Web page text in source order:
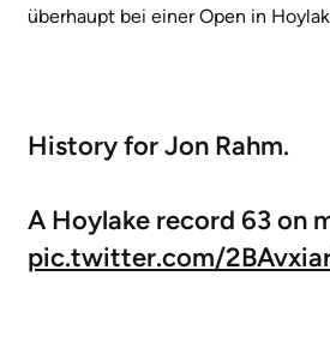
überhaupt bei einer Open in
History for Jon Rahm.
A Hoylake record 63 on
pic.twitter.com/